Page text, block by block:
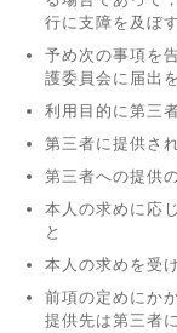
行に支障を及ぼ
予め次の事項を
護委員会に届出
利用目的に第三
第三者に提供さ
第三者への提供
本人の求めに応
と
本人の求めを受
前項の定めにか
提供先は第三者